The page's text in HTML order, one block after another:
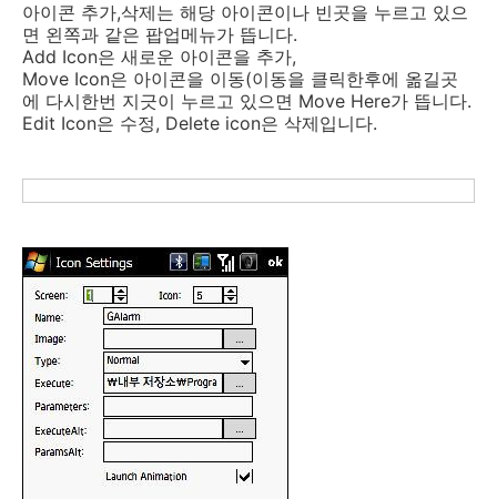
아이콘 추가,삭제는 해당 아이콘이나 빈곳을 누르고 있으
면 왼쪽과 같은 팝업메뉴가 뜹니다.
Add Icon은 새로운 아이콘을 추가,
Move Icon은 아이콘을 이동(이동을 클릭한후에 옮길곳
에 다시한번 지긋이 누르고 있으면 Move Here가 뜹니다.
Edit Icon은 수정, Delete icon은 삭제입니다.